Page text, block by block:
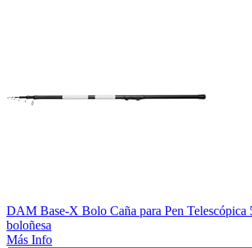
DAM Base-X Bolo Caña para Pen Telescópica
boloñesa
Más Info